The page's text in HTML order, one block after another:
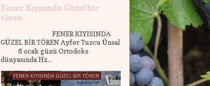
Fener Kıyısında Güzel bir
tören
FENER KIYISINDA
GÜZEL BİR TÖREN Ayfer Tuzcu Ünsal
6 ocak günü Ortodoks
dünyasında Hz...